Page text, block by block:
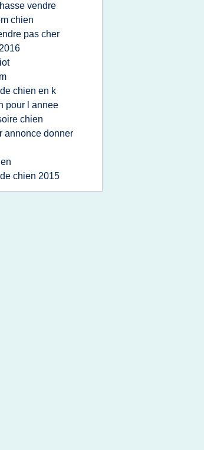
vendre
chien
pas cher
chien en k
pour l annee
chien
annonce donner
chien 2015